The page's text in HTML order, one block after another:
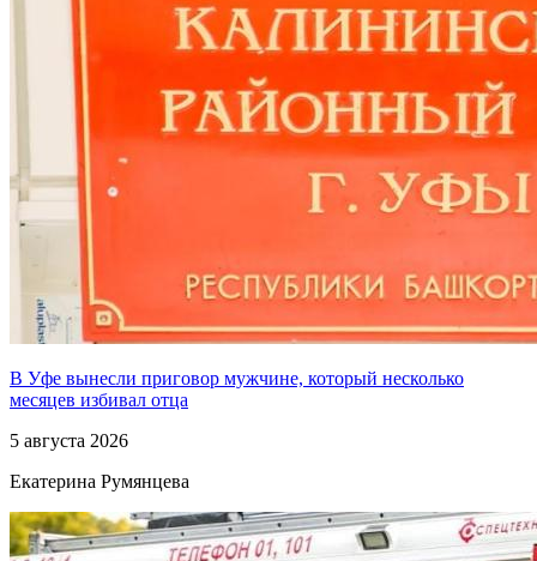
В Уфе вынесли приговор мужчине, который несколько
месяцев избивал отца
5 августа 2026
Екатерина Румянцева